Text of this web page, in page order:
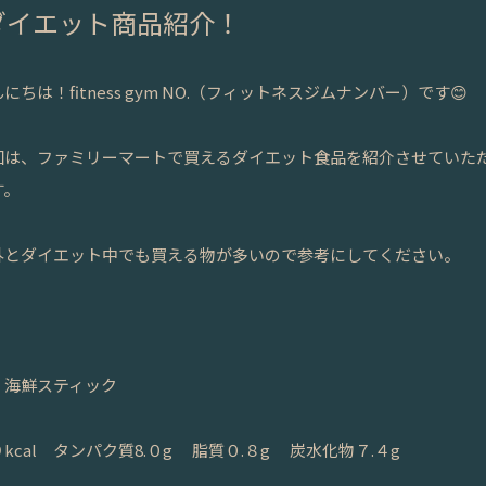
エット商品紹介！
にちは！fitness gym NO.（フィットネスジムナンバー）です😊
は、ファミリーマートで買えるダイエット食品を紹介させていた
ダイエット中でも買える物が多いので参考にしてください。
鮮スティック
kcal タンパク質8.０g 脂質０.８g 炭水化物７.４g